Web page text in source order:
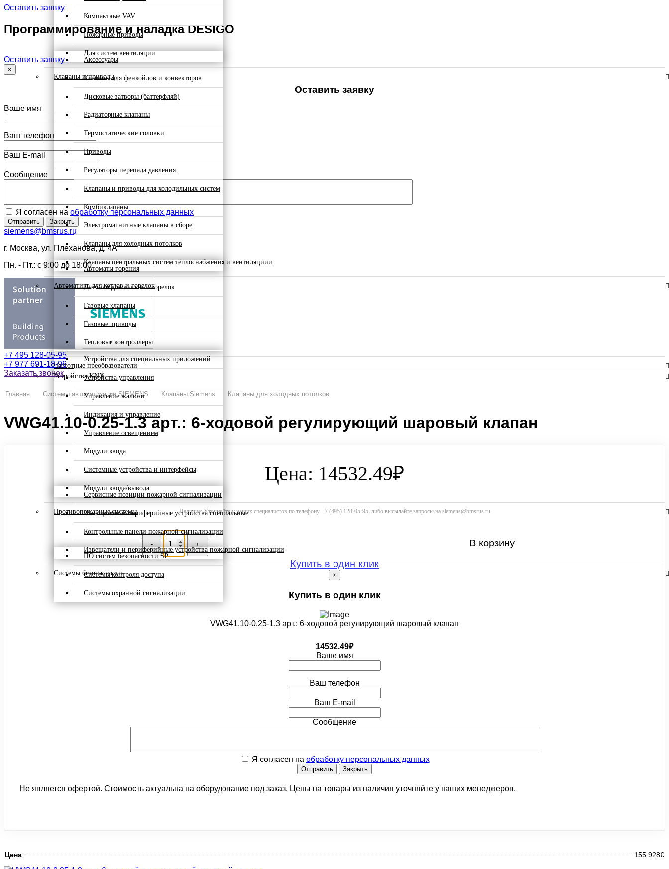
Компактные VAV
Пожарные приводы
Для систем вентиляции
Клапаны и приводы
Аксессуары
Клапаны для фенкойлов и конвекторов
Дисковые затворы (баттерфляй)
Радиаторные клапаны
Термостатические головки
Приводы
Регуляторы перепада давления
Клапаны и приводы для холодильных систем
Комбиклапаны
Электромагнитные клапаны в сборе
Клапаны для холодных потолков
Клапаны центральных систем теплоснабжения и вентиляциии
Автоматика для котлов и горелок
Автоматы горения
Датчики для котлов и горелок
Газовые клапаны
Газовые приводы
Тепловые контроллеры
Частотные преобразователи
Устройства KNX
Устройства для специальных приложений
Устройства управления
Управление жалюзи
Индикация и управление
Управление освещением
Модули ввода
Системные устройства и интерфейсы
Модули ввода/вывода
Противопожарные системы
Сервисные позиции пожарной сигнализации
Извещатели и периферийные устройства специальные
Контрольные панели пожарной сигнализации
Извещатели и периферийные устройства пожарной сигнализации
Системы безопасности
ПО систем безопасности SP
Системы контроля доступа
Системы охранной сигнализации
Оставить заявку
Программирование и наладка DESIGO
Оставить заявку
×
Оставить заявку
Ваше имя
Ваш телефон
Ваш E-mail
Сообщение
Я согласен на обработку персональных данных
Отправить Закрыть
siemens@bmsrus.ru
г. Москва, ул. Плеханова, д. 4А
Пн. - Пт.: c 9:00 до 18:00
+7 495 128-05-95
+7 977 691-18-96
Заказать звонок
Главная Системы автоматизации SIEMENS Клапаны Siemens Клапаны для холодных потолков
VWG41.10-0.25-1.3 арт.: 6-ходовой регулирующий шаровый клапан
Цена: 14532.49₽
Наличие: Уточняйте у наших специалистов по телефону +7 (495) 128-05-95, либо высылайте запросы на siemens@bmsrus.ru
- +
В корзину
Купить в один клик
×
Купить в один клик
VWG41.10-0.25-1.3 арт.: 6-ходовой регулирующий шаровый клапан
14532.49₽
Ваше имя
Ваш телефон
Ваш E-mail
Сообщение
Я согласен на обработку персональных данных
Отправить Закрыть
Не является офертой. Стоимость актуальна на оборудование под заказ. Цены на товары из наличия уточняйте у наших менеджеров.
Цена 155.928€